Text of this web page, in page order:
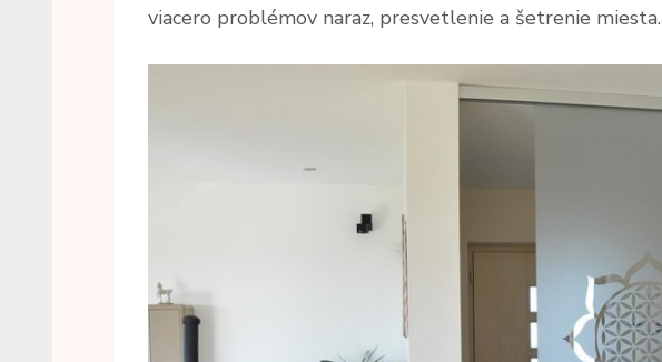
viacero problémov naraz, presvetlenie a šetrenie miesta.